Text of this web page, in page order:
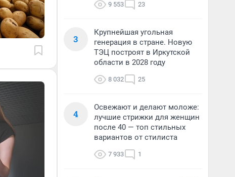
9 553 23
3
Крупнейшая угольная
генерация в стране. Новую
ТЭЦ построят в Иркутской
области в 2028 году
8 032 25
4
Освежают и делают моложе:
лучшие стрижки для женщин
после 40 — топ стильных
вариантов от стилиста
7 933 1